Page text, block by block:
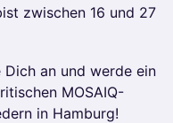
zwischen 16 und 27
an und werde ein
MOSAIQ-
in Hamburg!